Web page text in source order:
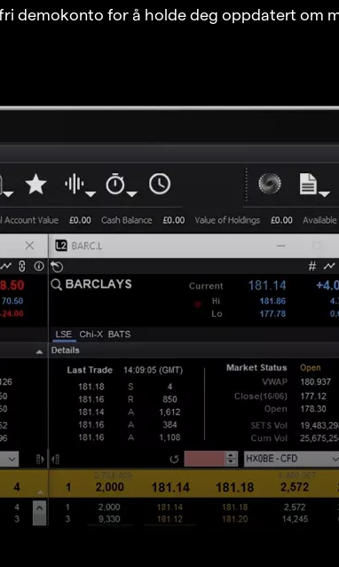
demokonto for å holde deg oppdatert om